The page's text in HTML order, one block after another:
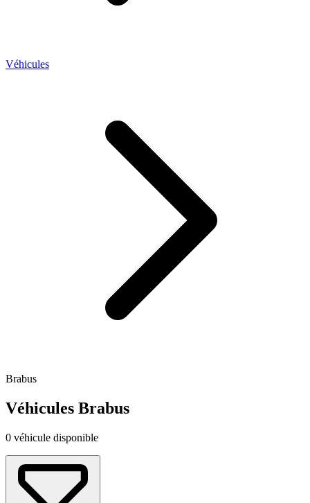
Véhicules
Brabus
Véhicules Brabus
0 véhicule disponible